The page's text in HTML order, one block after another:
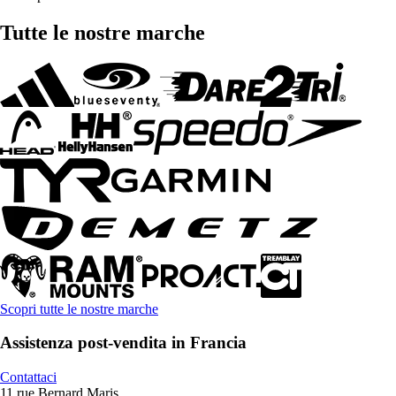
Tutte le nostre marche
Scopri tutte le nostre marche
Assistenza post-vendita in Francia
Contattaci
11 rue Bernard Maris